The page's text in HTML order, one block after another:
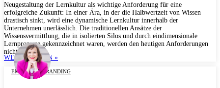
Neugestaltung der Lernkultur als wichtige Anforderung für eine
erfolgreiche Zukunft: In einer Ära, in der die Halbwertzeit von Wissen
drastisch sinkt, wird eine dynamische Lernkultur innerhalb der
Unternehmen unerlässlich. Die traditionellen Ansätze der
Wissensvermittlung, die in isolierten Silos und durch eindimensionale
Lernprozesse gekennzeichnet waren, werden den heutigen Anforderungen
nicht mehr...
WEITERLESEN »
EMPLOYER BRANDING